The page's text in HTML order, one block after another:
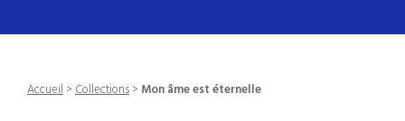
Accueil>Collections> Mon âme est éternelle